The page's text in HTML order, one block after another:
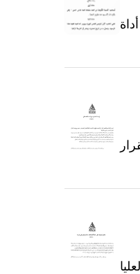
القرار
هيئة اليد العليا